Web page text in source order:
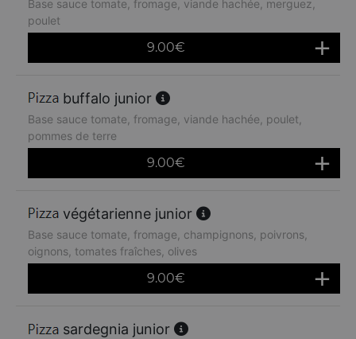
Base sauce tomate, fromage, viande hachée, merguez,
poulet
9.00€
buffalo junior
Base sauce tomate, fromage, viande hachée, poulet,
pommes de terre
9.00€
végétarienne junior
Base sauce tomate, fromage, champignons, poivrons,
oignons, tomates fraîches, olives
9.00€
sardegnia junior